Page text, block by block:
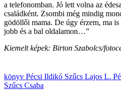
a telefonomban. Jó lett volna az
családként. Zsombi még mindig
gödöllői mama. De úgy érzem, ma
jobb és a bal oldalamon…”
Kiemelt képek: Birton Szabolcs/
könyv Pécsi Ildikó Szűcs Lajos L.
Szűcs Csaba